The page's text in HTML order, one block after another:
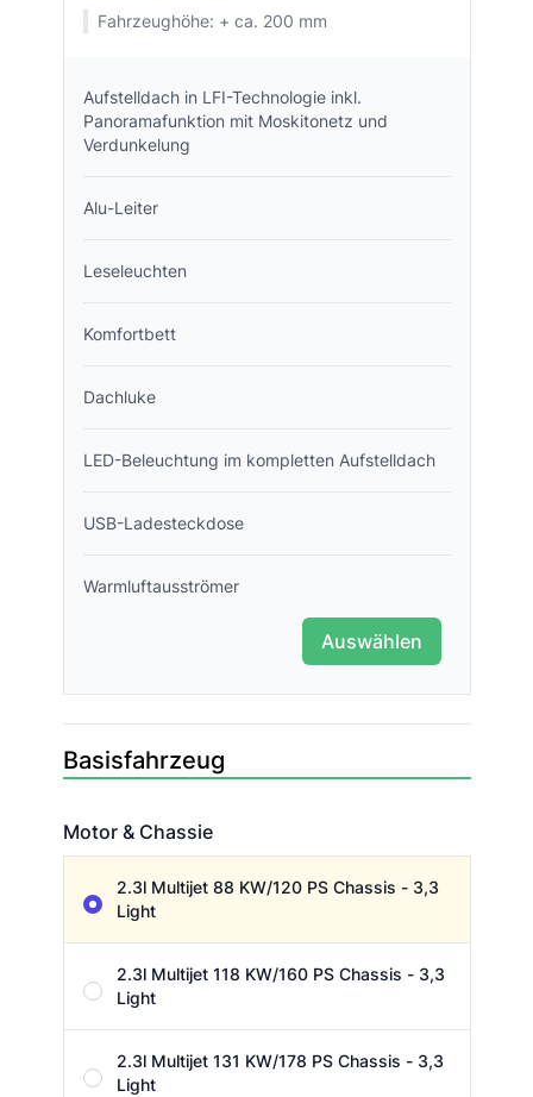
Fahrzeughöhe: + ca. 200 mm
Aufstelldach in LFI-Technologie inkl.
Panoramafunktion mit Moskitonetz und
Verdunkelung
Alu-Leiter
Leseleuchten
Komfortbett
Dachluke
LED-Beleuchtung im kompletten Aufstelldach
USB-Ladesteckdose
Warmluftausströmer
Auswählen
Basisfahrzeug
Motor & Chassie
2.3l Multijet 88 KW/120 PS Chassis - 3,3
Light
2.3l Multijet 118 KW/160 PS Chassis - 3,3
Light
2.3l Multijet 131 KW/178 PS Chassis - 3,3
Light